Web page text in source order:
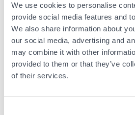
We use cookies to personalise
provide social media features and
We also share information about
our social media, advertising and
may combine it with other
provided to them or that they’ve
of their services.
Minsta möjliga skåp: 80 cm
Tillbehör: 3 ½” Korgventil med anpassat
Viktig info